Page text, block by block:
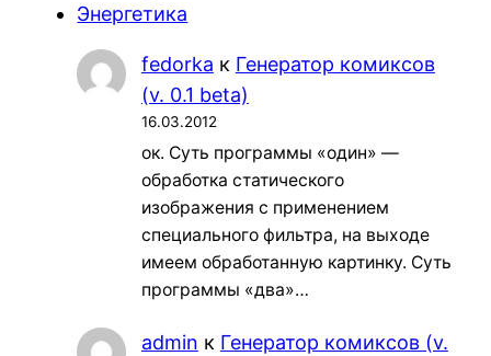
Энергетика
fedorka к Генератор комиксов
(v. 0.1 beta)
16.03.2012
ок. Суть программы «один» —
обработка статического
изображения с применением
специального фильтра, на выходе
имеем обработанную картинку. Суть
программы «два»…
admin к Генератор комиксов (v.